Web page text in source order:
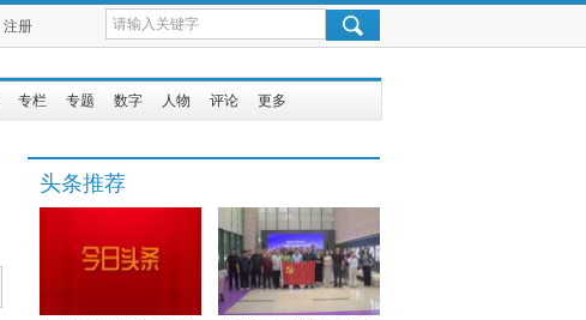
注册
专栏 专题 数字 人物 评论 更多
头条推荐